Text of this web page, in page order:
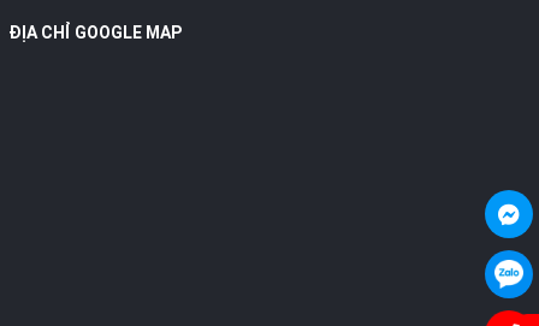
ĐỊA CHỈ GOOGLE MAP